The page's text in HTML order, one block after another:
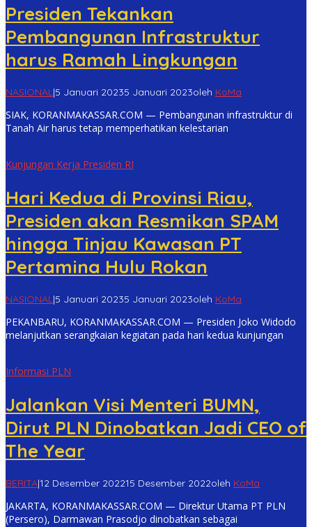
Presiden Tekankan
Pembangunan Infrastruktur
harus Ramah Lingkungan
NASIONAL|5 Januari 20235 Januari 2023oleh KoMa
SIAK, KORANMAKASSAR.COM — Pembangunan infrastruktur di
Tanah Air harus tetap memperhatikan kelestarian
Kunjungan Kerja Presiden RI
Hari Kedua di Provinsi Riau,
Presiden akan Resmikan SPAM
hingga Tinjau Kawasan PT
Pertamina Hulu Rokan
NASIONAL|5 Januari 20235 Januari 2023oleh KoMa
PEKANBARU, KORANMAKASSAR.COM — Presiden Joko Widodo
melanjutkan serangkaian kegiatan pada hari kedua kunjungan
Informasi PLN
Jalankan Visi Menteri BUMN,
Dirut PLN Dinobatkan Jadi CEO of
The Year
BERITA|12 Desember 202215 Desember 2022oleh KoMa
JAKARTA, KORANMAKASSAR.COM — Direktur Utama PT PLN
(Persero), Darmawan Prasodjo dinobatkan sebagai